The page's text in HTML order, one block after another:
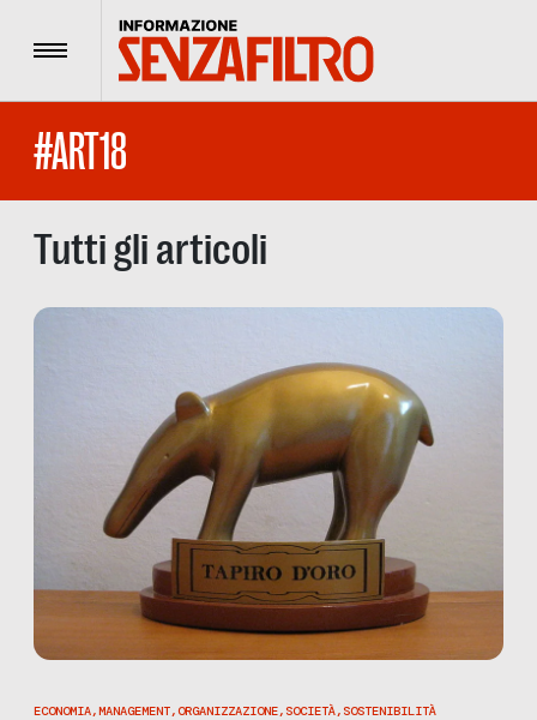
Menu
#ART18
Tutti gli articoli
ECONOMIA,MANAGEMENT,ORGANIZZAZIONE, SOCIETÀ, SOSTENIBILITÀ